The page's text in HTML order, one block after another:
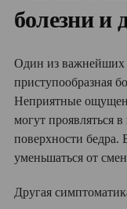
болезни и
Один из важнейших
приступообразная
Неприятные
могут проявляться
поверхности бедра.
уменьшаться от
Другая